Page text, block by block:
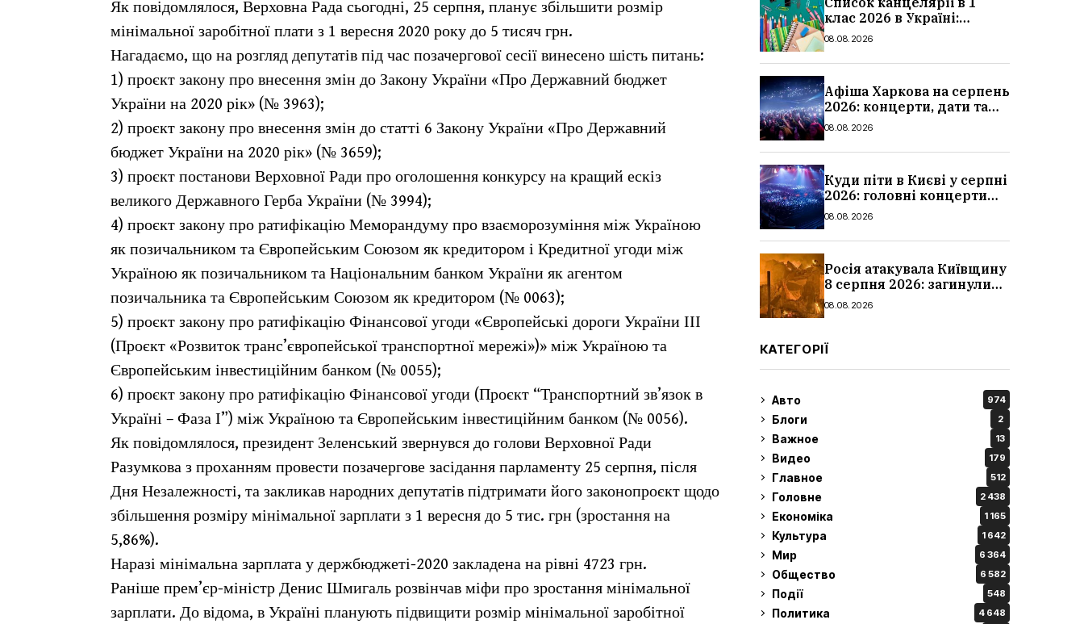
Як повідомлялося, Верховна Рада сьогодні, 25 серпня, планує збільшити розмір
мінімальної заробітної плати з 1 вересня 2020 року до 5 тисяч грн.
Нагадаємо, що на розгляд депутатів під час позачергової сесії винесено шість питань:
1) проєкт закону про внесення змін до Закону України «Про Державний бюджет
України на 2020 рік» (№ 3963);
2) проєкт закону про внесення змін до статті 6 Закону України «Про Державний
бюджет України на 2020 рік» (№ 3659);
3) проєкт постанови Верховної Ради про оголошення конкурсу на кращий ескіз
великого Державного Герба України (№ 3994);
4) проєкт закону про ратифікацію Меморандуму про взаєморозуміння між Україною
як позичальником та Європейським Союзом як кредитором і Кредитної угоди між
Україною як позичальником та Національним банком України як агентом
позичальника та Європейським Союзом як кредитором (№ 0063);
5) проєкт закону про ратифікацію Фінансової угоди «Європейські дороги України ІІІ
(Проєкт «Розвиток транс’європейської транспортної мережі»)» між Україною та
Європейським інвестиційним банком (№ 0055);
6) проєкт закону про ратифікацію Фінансової угоди (Проєкт “Транспортний зв’язок в
Україні – Фаза І”) між Україною та Європейським інвестиційним банком (№ 0056).
Як повідомлялося, президент Зеленський звернувся до голови Верховної Ради
Разумкова з проханням провести позачергове засідання парламенту 25 серпня, після
Дня Незалежності, та закликав народних депутатів підтримати його законопроєкт щодо
збільшення розміру мінімальної зарплати з 1 вересня до 5 тис. грн (зростання на
5,86%).
Наразі мінімальна зарплата у держбюджеті-2020 закладена на рівні 4723 грн.
Раніше прем’єр-міністр Денис Шмигаль розвінчав міфи про зростання мінімальної
зарплати. До відома, в Україні планують підвищити розмір мінімальної заробітної
клас 2026 в Україні:
повний чек-лист для
08.08.2026
Афіша Харкова на серпень
2026: концерти, дати та
ціни квитків
08.08.2026
Куди піти в Києві у серпні
2026: головні концерти
місяця, дати, артисти та
08.08.2026
Росія атакувала Київщину
8 серпня 2026: загинули
троє людей, серед них
08.08.2026
КАТЕГОРІЇ
Авто 974
Блоги 2
Важное 13
Видео 179
Главное 512
Головне 2 438
Економіка 1 165
Культура 1 642
Мир 6 364
Общество 6 582
Події 548
Политика 4 648